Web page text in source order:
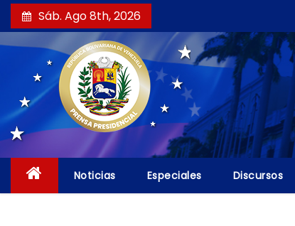
a
l
Sáb. Ago 8th, 2026
Noticias Especiales Discursos